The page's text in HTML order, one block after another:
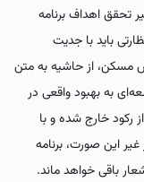
تحقق اهداف برنامه
باید با جدیت
مسکن، از حاشیه به متن
به بهبود واقعی در
رکود خارج شده و با
این صورت، برنامه
باقی خواهد ماند.